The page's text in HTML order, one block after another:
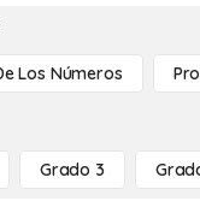
Los Números
Grado 3